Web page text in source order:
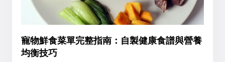
寵物鮮食菜單完整指南：自製健康食譜與營養
均衡技巧